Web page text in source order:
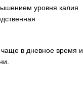
уровня калия
в дневное время и